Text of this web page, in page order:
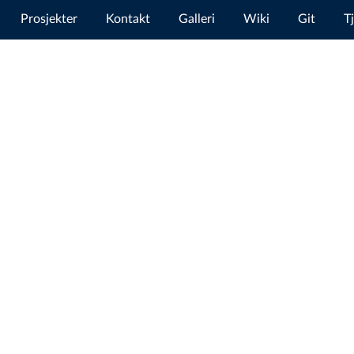
Prosjekter Kontakt Galleri Wiki Git